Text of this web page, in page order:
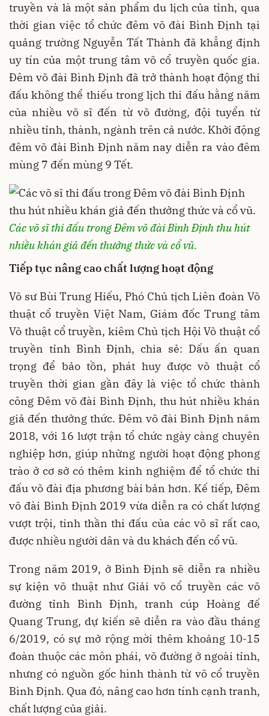
truyền và là một sản phẩm du lịch của tỉnh, qua
thời gian việc tổ chức đêm võ đài Bình Định tại
quảng trường Nguyễn Tất Thành đã khẳng định
uy tín của một trung tâm võ cổ truyền quốc gia.
Đêm võ đài Bình Định đã trở thành hoạt động thi
đấu không thể thiếu trong lịch thi đấu hằng năm
của nhiều võ sĩ đến từ võ đường, đội tuyển từ
nhiều tỉnh, thành, ngành trên cả nước. Khởi động
đêm võ đài Bình Định năm nay diễn ra vào đêm
mùng 7 đến mùng 9 Tết.
Các võ sĩ thi đấu trong Đêm võ đài Bình Định thu hút
nhiều khán giả đến thưởng thức và cổ vũ.
Tiếp tục nâng cao chất lượng hoạt động
Võ sư Bùi Trung Hiếu, Phó Chủ tịch Liên đoàn Võ
thuật cổ truyền Việt Nam, Giám đốc Trung tâm
Võ thuật cổ truyền, kiêm Chủ tịch Hội Võ thuật cổ
truyền tỉnh Bình Định, chia sẻ: Dấu ấn quan
trọng để bảo tồn, phát huy được võ thuật cổ
truyền thời gian gần đây là việc tổ chức thành
công Đêm võ đài Bình Định, thu hút nhiều khán
giả đến thưởng thức. Đêm võ đài Bình Định năm
2018, với 16 lượt trận tổ chức ngày càng chuyên
nghiệp hơn, giúp những người hoạt động phong
trào ở cơ sở có thêm kinh nghiệm để tổ chức thi
đấu võ đài địa phương bài bản hơn. Kế tiếp, Đêm
võ đài Bình Định 2019 vừa diễn ra có chất lượng
vượt trội, tinh thần thi đấu của các võ sĩ rất cao,
được nhiều người dân và du khách đến cổ vũ.
Trong năm 2019, ở Bình Định sẽ diễn ra nhiều
sự kiện võ thuật như Giải võ cổ truyền các võ
đường tỉnh Bình Định, tranh cúp Hoàng đế
Quang Trung, dự kiến sẽ diễn ra vào đầu tháng
6/2019, có sự mở rộng mời thêm khoảng 10-15
đoàn thuộc các môn phái, võ đường ở ngoài tỉnh,
nhưng có nguồn gốc hình thành từ võ cổ truyền
Bình Định. Qua đó, nâng cao hơn tính cạnh tranh,
chất lượng của giải.